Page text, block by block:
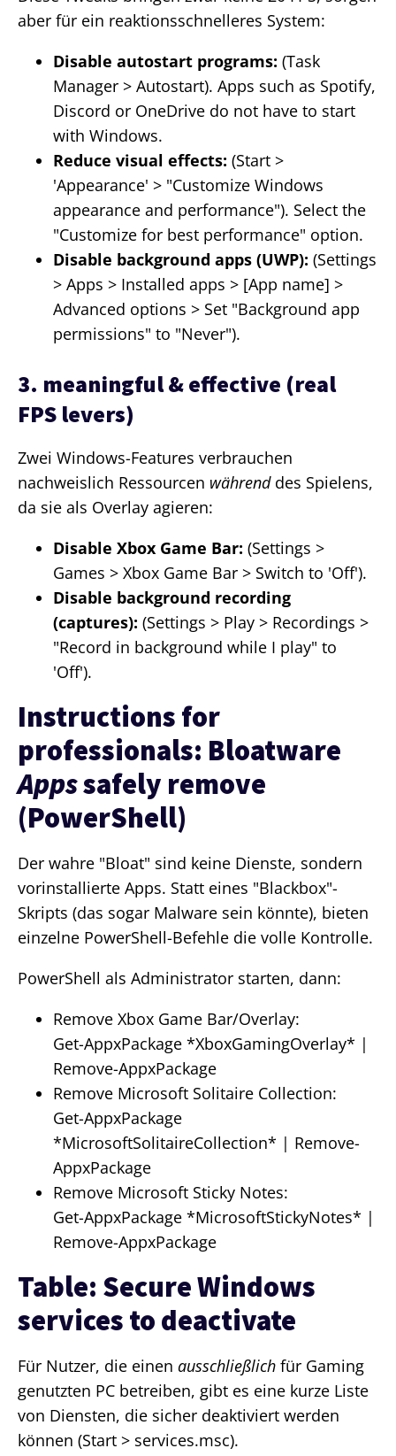
aber für ein reaktionsschnelleres System:
Disable autostart programs: (Task
Manager > Autostart). Apps such as Spotify,
Discord or OneDrive do not have to start
with Windows.
Reduce visual effects: (Start >
'Appearance' > "Customize Windows
appearance and performance"). Select the
"Customize for best performance" option.
Disable background apps (UWP): (Settings
> Apps > Installed apps > [App name] >
Advanced options > Set "Background app
permissions" to "Never").
3. meaningful & effective (real
FPS levers)
Zwei Windows-Features verbrauchen
nachweislich Ressourcen währenddes Spielens,
da sie als Overlay agieren:
Disable Xbox Game Bar: (Settings >
Games > Xbox Game Bar > Switch to 'Off').
Disable background recording
(captures): (Settings > Play > Recordings >
"Record in background while I play" to
'Off').
Instructions for
professionals: Bloatware
Appssafely remove
(PowerShell)
Der wahre "Bloat" sind keine Dienste, sondern
vorinstallierte Apps. Statt eines "Blackbox"-
Skripts (das sogar Malware sein könnte), bieten
einzelne PowerShell-Befehle die volle Kontrolle.
PowerShell als Administrator starten, dann:
Remove Xbox Game Bar/Overlay:
Get-AppxPackage *XboxGamingOverlay* |
Remove-AppxPackage
Remove Microsoft Solitaire Collection:
Get-AppxPackage
*MicrosoftSolitaireCollection* | Remove-
AppxPackage
Remove Microsoft Sticky Notes:
Get-AppxPackage *MicrosoftStickyNotes* |
Remove-AppxPackage
Table: Secure Windows
services to deactivate
Für Nutzer, die einen ausschließlich für Gaming
genutzten PC betreiben, gibt es eine kurze Liste
von Diensten, die sicher deaktiviert werden
können (Start > services.msc).